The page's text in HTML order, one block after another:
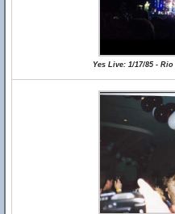
Yes Live: 1/17/85 -